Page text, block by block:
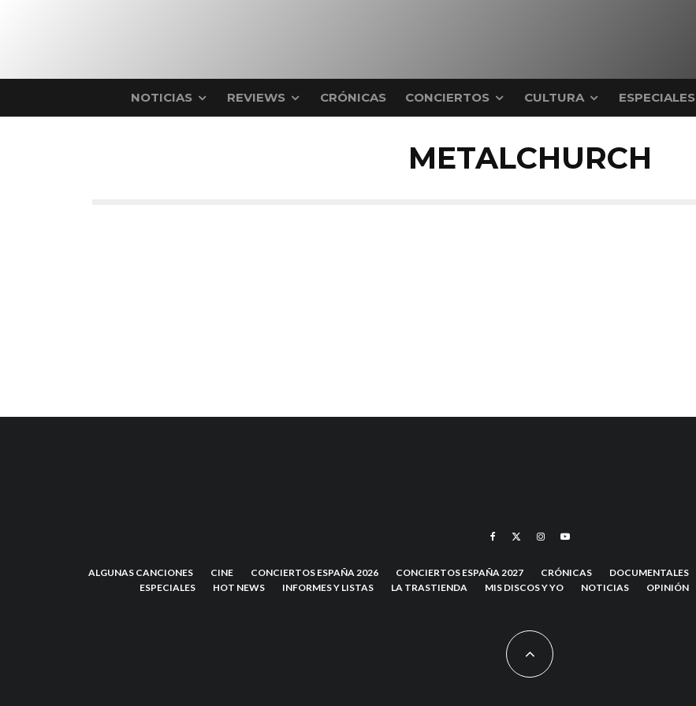
NOTICIAS REVIEWS CRÓNICAS CONCIERTOS CULTURA ESPECIALES
METALCHURCH
ALGUNAS CANCIONES CINE CONCIERTOS ESPAÑA 2026 CONCIERTOS ESPAÑA 2027 CRÓNICAS DOCUMENTALES
ESPECIALES
HOT NEWS INFORMES Y LISTAS LA TRASTIENDA MIS DISCOS Y YO NOTICIAS OPINIÓN